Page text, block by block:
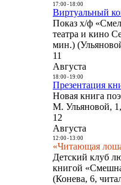
17:00- 18:00
Виртуальный
Показ х/ф
театра и кино
мин.)
11
Августа
18:00- 19:00
Презентация
Новая книга
М. Ульяновой,
12
Августа
12:00- 13:00
«Читающая
Детский клуб
книгой
(Конева, 6,